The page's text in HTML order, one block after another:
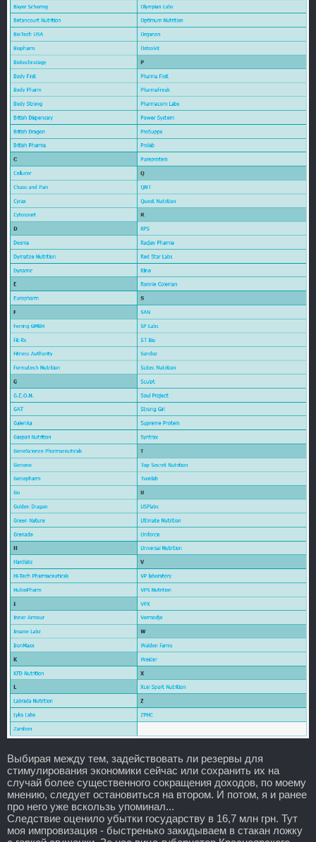
Выбирая между тем, задействовать ли резервы для
стимулирования экономики сейчас или сохранить их на
случай более существенного сокращения доходов, по моему
мнению, следует остановиться на втором. И потом, я и ранее
про него уже вскользь упоминал...
Следствие оценило убытки государству в 16,7 млн грн. Тут
моя импровизация - быстренько закидываем в стакан ложку